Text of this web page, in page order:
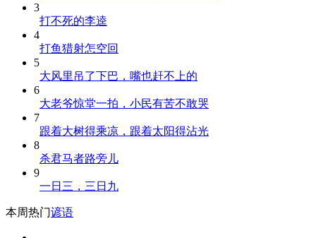
3
打不死的李逵
4
打鱼猎射怎空回
5
大风里吊了下巴，嘴也赶不上的
6
大老爷惊堂一拍，小民有苦不敢哭
7
跟着大树得乘凉，跟着太阳得沾光
8
杀君马者路旁儿
9
一日三，三日九
本周热门谚语